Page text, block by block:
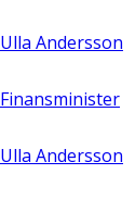
Ulla Andersson
Finansminister
Ulla Andersson